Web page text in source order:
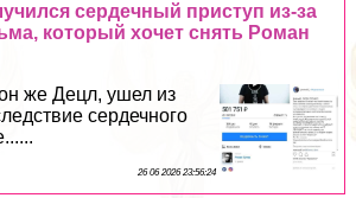
сердечный приступ из-за
который хочет снять Роман
же Децл, ушел из
сердечного
26 06 2026 23:56:24